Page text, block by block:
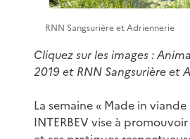
RNN Sangsurière et Adriennerie
Cliquez sur les images :
2019 et RNN Sangsurière et
La semaine « Made in
INTERBEV vise à